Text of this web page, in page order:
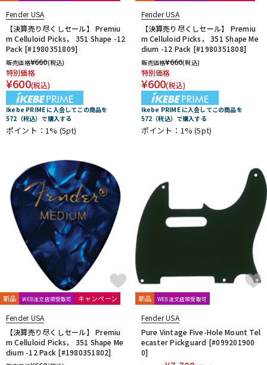
Fender USA
【決算売り尽くしセール】 Premiu
m Celluloid Picks， 351 Shape -12
Pack [#1980351809]
販売価格¥660(税込)
特別価格
¥600(税込)
Ikebe PRIME に入会してこの商品を
572（税込）で購入する
ポイント：1% (5pt)
Fender USA
【決算売り尽くしセール】 Premiu
m Celluloid Picks， 351 Shape Me
dium -12 Pack [#1980351808]
販売価格¥660(税込)
特別価格
¥600(税込)
Ikebe PRIME に入会してこの商品を
572（税込）で購入する
ポイント：1%(5pt)
新品 WEB注文店頭受取可 キャンペーン
Fender USA
【決算売り尽くしセール】 Premiu
m Celluloid Picks， 351 Shape Me
dium -12 Pack [#1980351802]
新品 WEB注文店頭受取可
Fender USA
Pure Vintage Five-Hole Mount Tel
ecaster Pickguard [#099201900
0]